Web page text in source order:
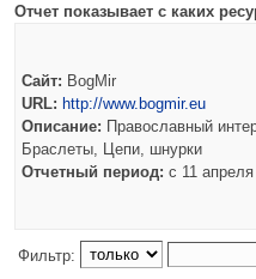
Отчет показывает с каких
Сайт: BogMir
URL: http://www.bogmir.eu
Описание: Православный
Браслеты, Цепи, шнурки
Отчетный период: c 11
Фильтр: